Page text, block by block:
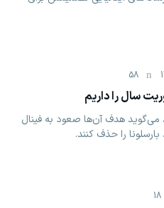
58
سال را داریم
می‌گوید هدف آن‌ها صعود به فینال
را حذف کنند.
18